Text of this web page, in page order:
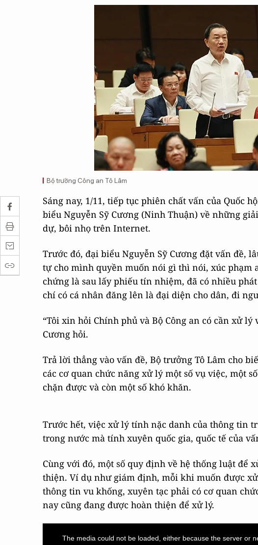
Bộ trưởng Công an Tô Lâm
Sáng nay, 1/11, tiếp tục phiên chất vấn của Quốc
biểu Nguyễn Sỹ Cương (Ninh Thuận) về những
dự, bôi nhọ trên Internet.
Trước đó, đại biểu Nguyễn Sỹ Cương đặt vấn đề,
tự cho mình quyền muốn nói gì thì nói, xúc phạm
chứng là sau lấy phiếu tín nhiệm, đã có nhiều
chí có cá nhân đăng lên là đại diện cho dân, đi
“Tôi xin hỏi Chính phủ và Bộ Công an có cần xử
Cương hỏi.
Trả lời thẳng vào vấn đề, Bộ trưởng Tô Lâm cho
các cơ quan chức năng xử lý một số vụ việc, một
chặn được và còn một số khó khăn.
Trước hết, việc xử lý tính nặc danh của thông tin
trong nước mà tính xuyên quốc gia, quốc tế của
Cùng với đó, một số quy định về hệ thống luật để
thiện. Ví dụ như giám định, mỗi khi muốn được
thông tin vu khống, xuyên tạc phải có cơ quan
nay cũng đang được hoàn thiện để xử lý.
The media could not be loaded, either because the server or